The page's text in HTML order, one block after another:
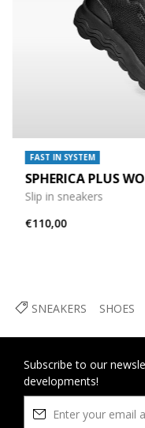
SNEAKERS SHOES
FAST IN SYSTEM
SPHERICA PLUS
Slip in sneakers
€110,00
Subscribe to our
developments!